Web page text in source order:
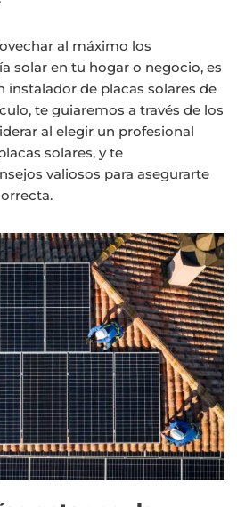
al máximo los
solar en tu hogar o negocio, es
instalador de placas solares de
te guiaremos a través de los
al elegir un profesional
solares, y te
valiosos para asegurarte